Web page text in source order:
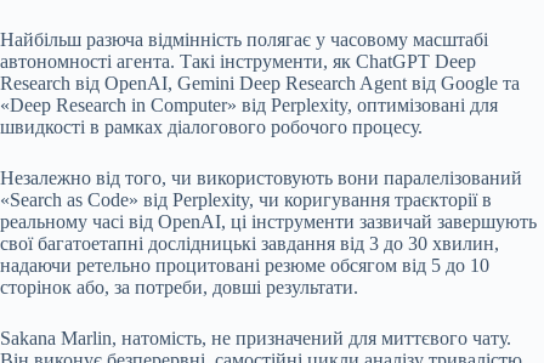
Найбільш разюча відмінність полягає у часовому масштабі
автономності агента. Такі інструменти, як ChatGPT Deep
Research від OpenAI, Gemini Deep Research Agent від Google та
«Deep Research in Computer» від Perplexity, оптимізовані для
швидкості в рамках діалогового робочого процесу.
Незалежно від того, чи використовують вони паралелізований
«Search as Code» від Perplexity, чи коригування траєкторії в
реальному часі від OpenAI, ці інструменти зазвичай завершують
свої багатоетапні дослідницькі завдання від 3 до 30 хвилин,
надаючи ретельно процитовані резюме обсягом від 5 до 10
сторінок або, за потреби, довші результати.
Sakana Marlin, натомість, не призначений для миттєвого чату.